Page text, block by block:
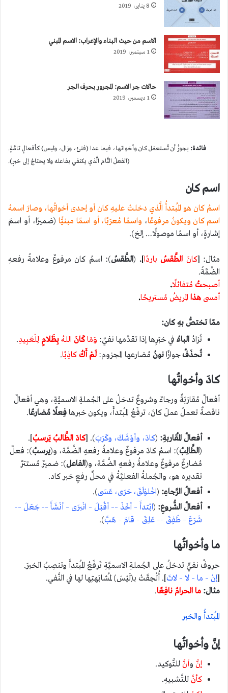
8 يناير، 2019
الاسم من حيث البناء والإعراب: الاسم المبني
1 سبتمبر، 2019
حالات جر الاسم: المجرور بحرف الجر
1 ديسمبر، 2019
فائدة: يجوزُ أن تُستعمَل كان وأخواتها، فيما عدا (فتئ، وزال، وليس) كأفعالٍ تامَّةٍ.
(الفعلُ التَّام الَّذي يكتفي بفاعله ولا يحتاجُ إلى خبرٍ).
اسم كان
اسمُ كان هو المُبتدأُ الَّذي دخلتْ عليهِ كان أو إحدى أخواتُها، وصارَ اسمهُ
اسم كان ويكونُ مرفوعًا، واسمًا مُعرَبًا، أو اسمًا مبنيًّا (ضميرًا، أو اسمَ
إشارةٍ، أو اسمًا موصولًا… إلخ).
مثال: [كانَ الطَّقسُباردًا ]
.
(الطَّقسُ): اسمُ كان مرفوعٌ وعلامةُ رفعهِ
الضَّمَّةُ.
أصبحتُ مُتفائلًا.
أمسى هذا المريضُ مُستريحًا.
ممّا تختصُّ بهِ كان:
تُزادُ الباءُفي خبَرِها إذا تقدَّمها نفيٌ: وَمَاكَانَ اللهُ بِظَلامٍ لِلْعَبِيدِ.
تُحذَفُجوازًا نونُ مُضارعها المجزوم:لَمْ أَكُ كاذِبًا.
كادَ وأخواتُها
أفعالٌ مُقارَبَةٌ ورجاءٌ وشروعٌ تدخلُ على الجُملةِ الاسميَّةِ، وهي أفعالٌ
ناقصةٌ تعملُ عملَ كانَ، ترفَعُ المُبتدأَ، ويكون خبرها فِعلًا مُضارعًا.
أفعالُ المُقاربةِ: (كادَ، وأوْشَكَ، وكَرَبَ). [ كادَ الطَّالبُ يَرسبُ ].
(الطَّالِبُ): اسمُ كادَ مرفوعٌ وعلامةُ رفعهِ الضَّمَّة، و(يرسبُ): فعلٌ
مُضارعٌ مرفوعٌ وعلامةُ رفعهِ الضَّمَّة، و(الفاعل): ضميرٌ مُستترٌ
تقديره هو، والجُملةُ الفعليَّةُ في محلِّ رفعِ خبر كاد.
أفعالُ الرَّجاءِ: (اخْلوْلَقَ، حَرَى، عَسَى).
أفعالُ الشُّروعِ: (ابْتدأَ – أخَذَ –– أقْبَلَ – انْبرَى – أنْشَأَ –– جَعَلَ ––
شَرَعَ – طَفِقَ –– عَلِقَ – قامَ – هَبَّ).
ما وأخواتُها
حروفُ نفيٍّ تدخلُ على الجُملةِ الاسميَّةِ تَرفَعُ المُبتدأَ وتنصِبُ الخبرَ.
[إنْ – ما – لا – لاتَ]. أُلْحِقَتْ بـ(لَيْسَ) لمُشابَهتِها لها في النَّفي.
مثال: ما الحرامُ نافِعًا.
المُبتدأُ والخبر
إنَّ وأخواتُها
إنَّ وأنَّ للتَّوكيد.
كأنَّ للتَّشبيهِ.